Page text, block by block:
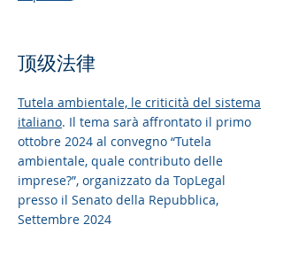
顶级法律
Tutela ambientale, le criticità del sistema
italiano. Il tema sarà affrontato il primo
ottobre 2024 al convegno “Tutela
ambientale, quale contributo delle
imprese?”, organizzato da TopLegal
presso il Senato della Repubblica,
Settembre 2024